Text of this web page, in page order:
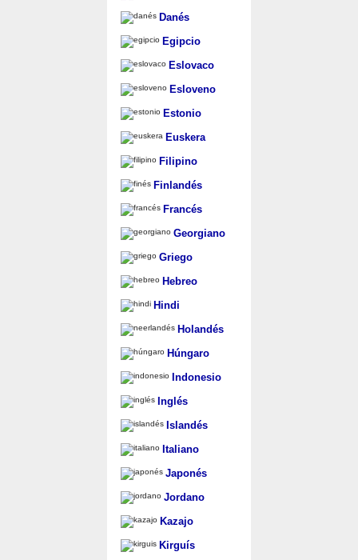
Danés
Egipcio
Eslovaco
Esloveno
Estonio
Euskera
Filipino
Finlandés
Francés
Georgiano
Griego
Hebreo
Hindi
Holandés
Húngaro
Indonesio
Inglés
Islandés
Italiano
Japonés
Jordano
Kazajo
Kirguís